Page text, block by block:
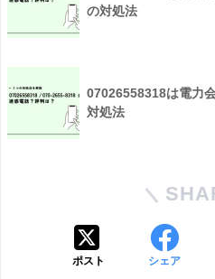
の対処法
07026558318は電力
対処法
ポスト シェア